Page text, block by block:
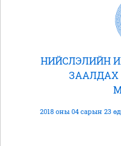
НИЙСЛЭЛИЙН
2018 оны 04 сарын 23